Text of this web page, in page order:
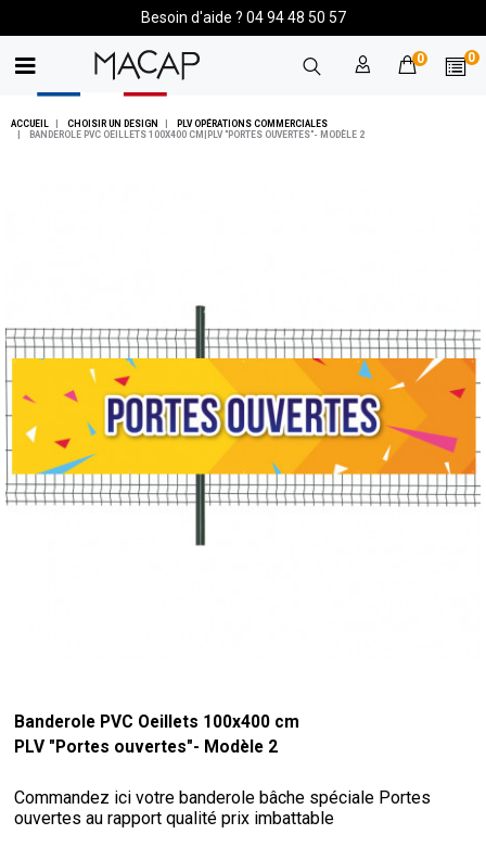
Besoin d'aide ? 04 94 48 50 57
0 0
ACCUEIL CHOISIR UN DESIGN
PLV OPÉRATIONS COMMERCIALES
BANDEROLE PVC OEILLETS 100X400 CM|PLV "PORTES OUVERTES"- MODÈLE 2
Banderole PVC Oeillets 100x400 cm
PLV "Portes ouvertes"- Modèle 2
Commandez ici votre banderole bâche spéciale Portes
ouvertes au rapport qualité prix imbattable